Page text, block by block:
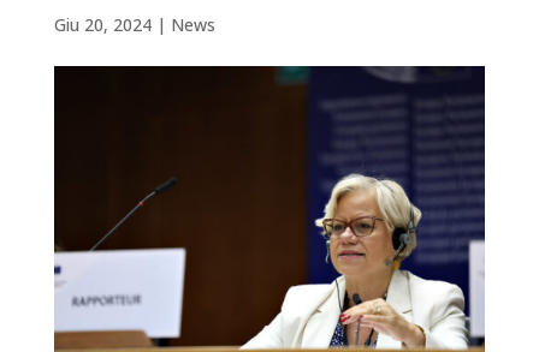
Giu 20, 2024| News